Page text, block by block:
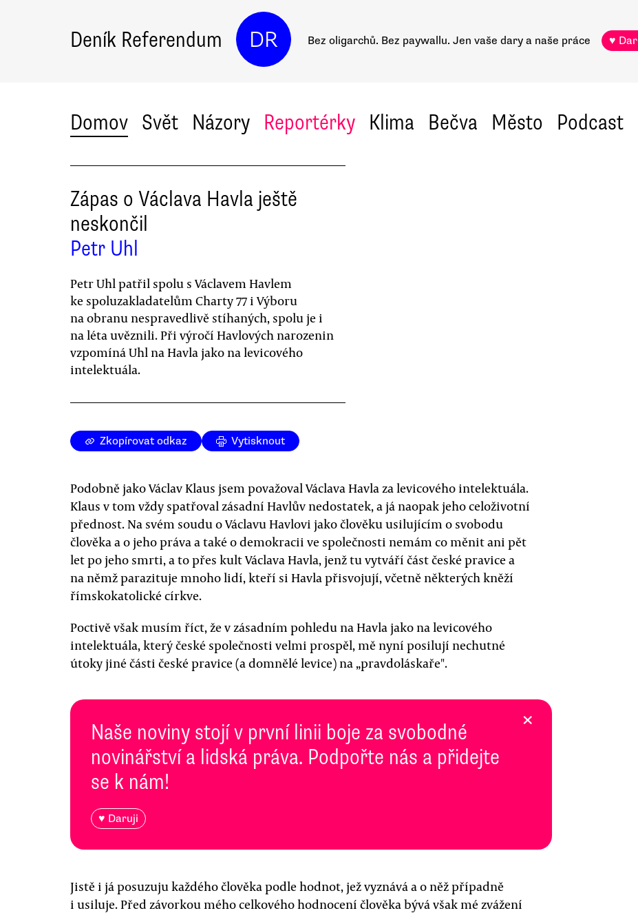
Deník Referendum DR Bez oligarchů. Bez paywallu. Jen vaše dary a naše práce ♥
Domov Svět Názory Reportérky Klima Bečva Město Podcast
Zápas o Václava Havla ještě
neskončil
Petr Uhl
Petr Uhl patřil spolu s Václavem Havlem
ke spoluzakladatelům Charty 77 i Výboru
na obranu nespravedlivě stíhaných, spolu je i
na léta uvěznili. Při výročí Havlových narozenin
vzpomíná Uhl na Havla jako na levicového
intelektuála.
Zkopírovat odkaz Vytisknout
Podobně jako Václav Klaus jsem považoval Václava Havla za levicového intelektuála.
Klaus v tom vždy spatřoval zásadní Havlův nedostatek, a já naopak jeho celoživotní
přednost. Na svém soudu o Václavu Havlovi jako člověku usilujícím o svobodu
člověka a o jeho práva a také o demokracii ve společnosti nemám co měnit ani pět
let po jeho smrti, a to přes kult Václava Havla, jenž tu vytváří část české pravice a
na němž parazituje mnoho lidí, kteří si Havla přisvojují, včetně některých kněží
římskokatolické církve.
Poctivě však musím říct, že v zásadním pohledu na Havla jako na levicového
intelektuála, který české společnosti velmi prospěl, mě nyní posilují nechutné
útoky jiné části české pravice (a domnělé levice) na „pravdoláskaře".
Naše noviny stojí v první linii boje za svobodné
novinářství a lidská práva. Podpořte nás a přidejte
se k nám!
♥ Daruji
×
Jistě i já posuzuju každého člověka podle hodnot, jež vyznává a o něž případně
i usiluje. Před závorkou mého celkového hodnocení člověka bývá však mé zvážení